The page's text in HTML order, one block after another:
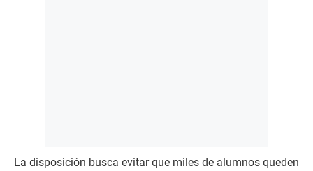
La disposición busca evitar que miles de alumnos queden